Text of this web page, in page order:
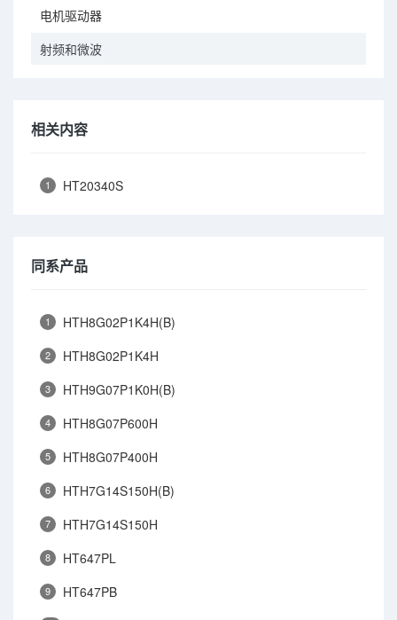
电机驱动器
射频和微波
相关内容
1 HT20340S
同系产品
1 HTH8G02P1K4H(B)
2 HTH8G02P1K4H
3 HTH9G07P1K0H(B)
4 HTH8G07P600H
5 HTH8G07P400H
6 HTH7G14S150H(B)
7 HTH7G14S150H
8 HT647PL
9 HT647PB